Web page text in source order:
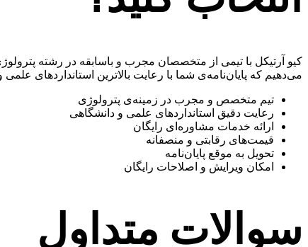
کیو آرتیکل با تیمی از متخصصان مجرب و باسابقه در رشته
می‌دهیم که پایان‌نامه‌ی شما با رعایت بالاترین استانداردهای
تیم متخصص و مجرب در زمینه‌ی پترولوژی
رعایت دقیق استانداردهای علمی و دانشگاهی
ارائه خدمات مشاوره‌ای رایگان
قیمت‌های رقابتی و منصفانه
تحویل به موقع پایان‌نامه
امکان ویرایش و اصلاحات رایگان
سوالات متداول